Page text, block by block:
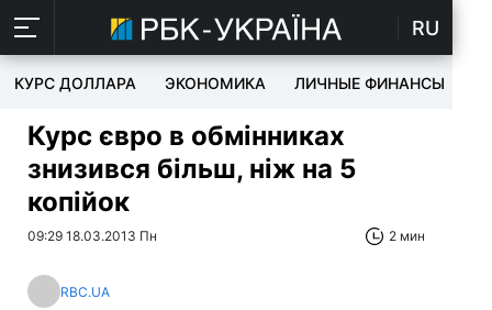
RU
КУРС ДОЛЛАРА ЭКОНОМИКА ЛИЧНЫЕ ФИНАНСЫ
Курс євро в обмінниках
знизився більш, ніж на 5
копійок
09:29 18.03.2013 Пн 2 мин
RBC.UA